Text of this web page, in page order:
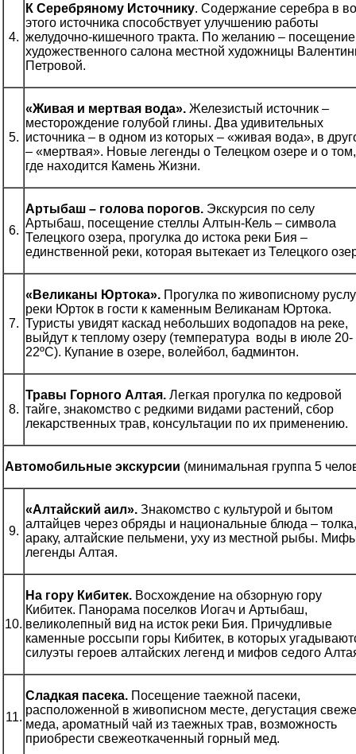
4.
К Серебряному Источнику. Содержание серебра в
этого источника способствует улучшению работы
желудочно-кишечного тракта. По желанию – посещение
художественного салона местной художницы
Петровой.
5.
«Живая и мертвая вода». Железистый источник –
месторождение голубой глины. Два удивительных
источника – в одном из которых – «живая вода», в
– «мертвая». Новые легенды о Телецком озере и о том,
где находится Камень Жизни.
6.
Артыбаш – голова порогов. Экскурсия по селу
Артыбаш, посещение стеллы Алтын-Кель – символа
Телецкого озера, прогулка до истока реки Бия –
единственной реки, которая вытекает из Телецкого
7.
«Великаны Юртока». Прогулка по живописному руслу
реки Юрток в гости к каменным Великанам Юртока.
Туристы увидят каскад небольших водопадов на реке,
выйдут к теплому озеру (температура воды в июле 20-
22ºС). Купание в озере, волейбол, бадминтон.
8.
Травы Горного Алтая. Легкая прогулка по кедровой
тайге, знакомство с редкими видами растений, сбор
лекарственных трав, консультации по их применению.
Автомобильные экскурсии (минимальная группа 5
9.
«Алтайский аил». Знакомство с культурой и бытом
алтайцев через обряды и национальные блюда – толка,
араку, алтайские пельмени, уху из местной рыбы.
легенды Алтая.
10.
На гору Кибитек. Восхождение на обзорную гору
Кибитек. Панорама поселков Иогач и Артыбаш,
великолепный вид на исток реки Бия. Причудливые
каменные россыпи горы Кибитек, в которых
силуэты героев алтайских легенд и мифов седого
11.
Сладкая пасека. Посещение таежной пасеки,
расположенной в живописном месте, дегустация
меда, ароматный чай из таежных трав, возможность
приобрести свежеоткаченный горный мед.